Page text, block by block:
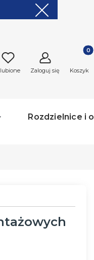
Zaloguj się Koszyk
Rozdzielnice i